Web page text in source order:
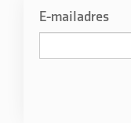
E-mailadres